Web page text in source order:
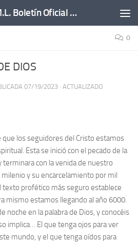
Agencia Estatal R.E.M.L. Boletín Oficial del Estado.
0
DIOS
07/19/2023 · ACTUALIZADO
que los seguidores del Cristo estamos
Esta se inició con el pecado de la
con la venida de nuestro
y su encarcelamiento por mil
texto profético más seguro establece
mismo estamos llegando al año 6000.
noche en la palabra de Dios, y conocéis
implica… El que tenga ojos para ver
mundo, y el que tenga oídos para